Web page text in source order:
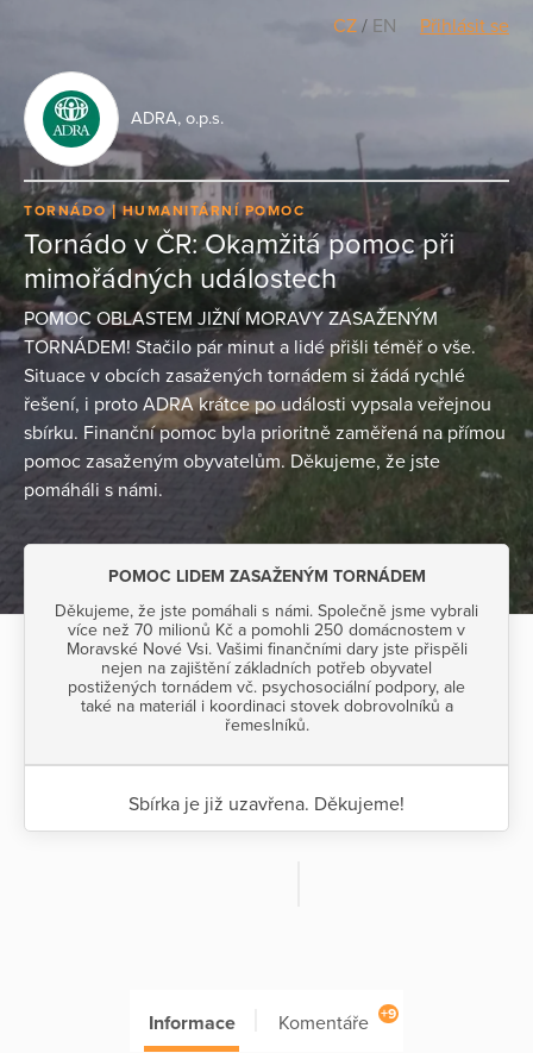
CZ / EN Přihlásit se
ADRA, o.p.s.
TORNÁDO HUMANITÁRNÍ POMOC
Tornádo v ČR: Okamžitá pomoc při
mimořádných událostech
POMOC OBLASTEM JIŽNÍ MORAVY ZASAŽENÝM
TORNÁDEM! Stačilo pár minut a lidé přišli téměř o vše.
Situace v obcích zasažených tornádem si žádá rychlé
řešení, i proto ADRA krátce po události vypsala veřejnou
sbírku. Finanční pomoc byla prioritně zaměřená na přímou
pomoc zasaženým obyvatelům. Děkujeme, že jste
pomáháli s námi.
POMOC LIDEM ZASAŽENÝM TORNÁDEM
Děkujeme, že jste pomáhali s námi. Společně jsme vybrali
více než 70 milionů Kč a pomohli 250 domácnostem v
Moravské Nové Vsi. Vašimi finančními dary jste přispěli
nejen na zajištění základních potřeb obyvatel
postižených tornádem vč. psychosociální podpory, ale
také na materiál i koordinaci stovek dobrovolníků a
řemeslníků.
Sbírka je již uzavřena. Děkujeme!
Informace Komentáře +9